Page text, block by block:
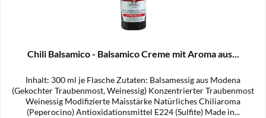
Chili Balsamico - Balsamico Creme mit Aroma aus...
Inhalt: 300 ml je Flasche Zutaten: Balsamessig aus Modena
(Gekochter Traubenmost, Weinessig) Konzentrierter Traubenmost
Weinessig Modifizierte Maisstärke Natürliches Chiliaroma
(Peperocino) Antioxidationsmittel E224 (Sulfite) Made in...